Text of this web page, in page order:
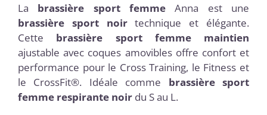
La brassière sport femme Anna est une
brassière sport noirtechnique et élégante.
Cette brassière sport femme maintien
ajustable avec coques amovibles offre confort et
performance pour le Cross Training, le Fitness et
le CrossFit®. Idéale comme brassière sport
femme respirante noir du S au L.